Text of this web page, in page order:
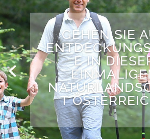
ODER
EINFACH
SEELE SO
BAUMELN